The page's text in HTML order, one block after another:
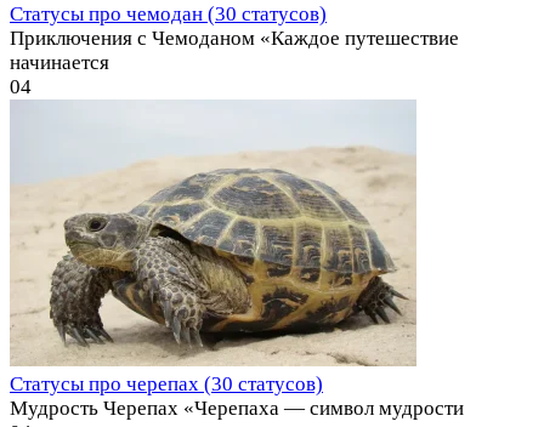
Статусы про чемодан (30 статусов)
Приключения с Чемоданом «Каждое путешествие
начинается
04
Статусы про черепах (30 статусов)
Мудрость Черепах «Черепаха — символ мудрости